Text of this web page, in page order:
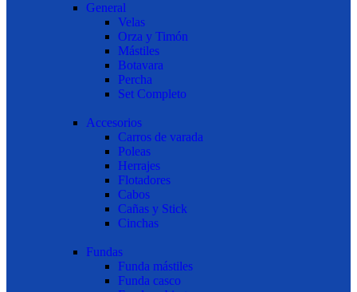
General
Velas
Orza y Timón
Mástiles
Botavara
Percha
Set Completo
Accesorios
Carros de varada
Poleas
Herrajes
Flotadores
Cabos
Cañas y Stick
Cinchas
Fundas
Funda mástiles
Funda casco